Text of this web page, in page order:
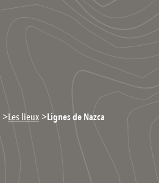
>Les lieux>Lignes de Nazca